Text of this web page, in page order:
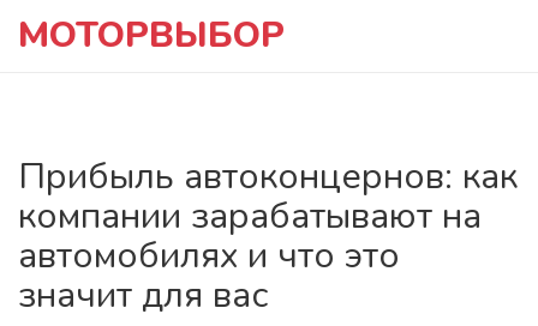
МОТОРВЫБОР
Прибыль автоконцернов: как
компании зарабатывают на
автомобилях и что это
значит для вас